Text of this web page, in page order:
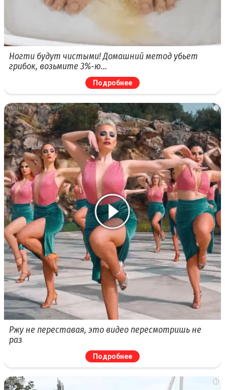
Ногти будут чистыми! Домашний метод убьет
грибок, возьмите 3%-ю…
Подробнее
i
Ржу не переставая, это видео пересмотришь не
раз
Подробнее
i